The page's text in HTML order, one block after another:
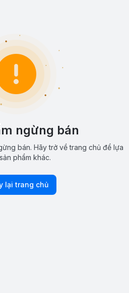
ngừng bán
bán. Hãy trở về trang chủ để lựa
phẩm khác.
lại trang chủ